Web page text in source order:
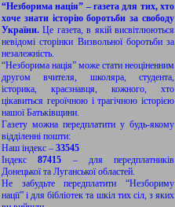
“Незборима нація” – газета для тих, хто
хоче знати історію боротьби за свободу
України.Це газета, в якій висвітлюються
невідомі сторінки Визвольної боротьби за
незалежність.
“Незборима нація” може стати неоціненним
другом вчителя, школяра, студента,
історика, краєзнавця, кожного, хто
цікавиться героїчною і трагічною історією
нашої Батьківщини.
Газету можна передплатити у будь-якому
відділенні пошти:
Наш індекс – 33545
Індекс87415 – для передплатників
Донецької та Луганської областей.
Не забудьте передплатити “Незбориму
нації” і для бібліотек та шкіл тих сіл, з яких